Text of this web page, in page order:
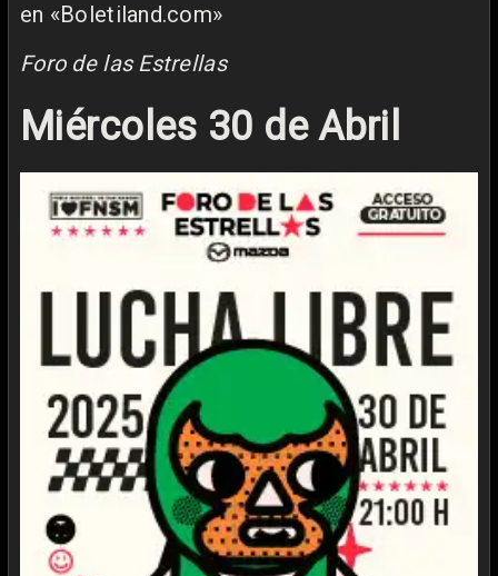
en «Boletiland.com»
Foro de las Estrellas
Miércoles 30 de Abril